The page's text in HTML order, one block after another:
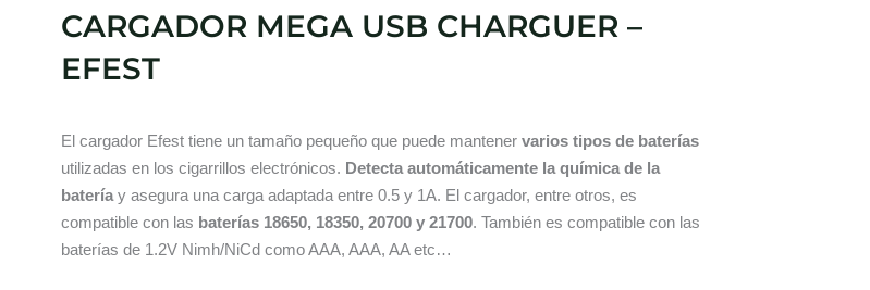
CARGADOR MEGA USB CHARGUER –
EFEST
El cargador Efest tiene un tamaño pequeño que puede mantener varios tipos de baterías
utilizadas en los cigarrillos electrónicos. Detecta automáticamente la química de la
batería y asegura una carga adaptada entre 0.5 y 1A. El cargador, entre otros, es
compatible con las baterías 18650, 18350, 20700 y 21700. También es compatible con las
baterías de 1.2V Nimh/NiCd como AAA, AAA, AA etc…